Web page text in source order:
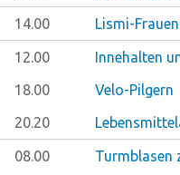
14.00 Lismi-Frauen
12.00
Innehalten
18.00
Velo-Pilgern
20.20
08.00
Turmblasen